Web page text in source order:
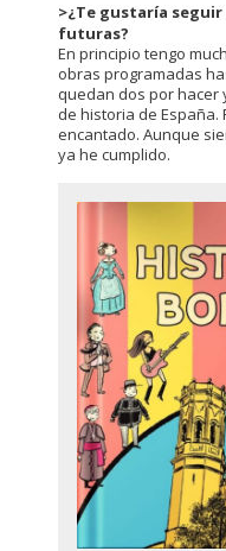
>¿Te gustaría
futuras?
En principio tengo
obras programadas
quedan dos por hacer
de historia de España.
encantado. Aunque
ya he cumplido.